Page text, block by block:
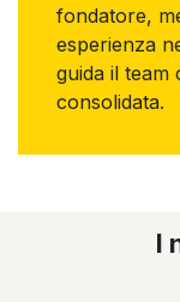
fondatore,
esperienza
guida il team
consolidata.
I